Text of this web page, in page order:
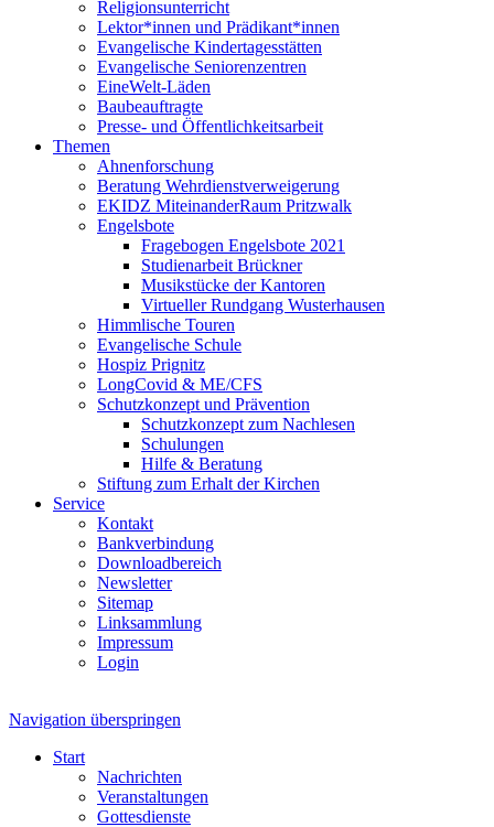
Religionsunterricht
Lektor*innen und Prädikant*innen
Evangelische Kindertagesstätten
Evangelische Seniorenzentren
EineWelt-Läden
Baubeauftragte
Presse- und Öffentlichkeitsarbeit
Themen
Ahnenforschung
Beratung Wehrdienstverweigerung
EKIDZ MiteinanderRaum Pritzwalk
Engelsbote
Fragebogen Engelsbote 2021
Studienarbeit Brückner
Musikstücke der Kantoren
Virtueller Rundgang Wusterhausen
Himmlische Touren
Evangelische Schule
Hospiz Prignitz
LongCovid & ME/CFS
Schutzkonzept und Prävention
Schutzkonzept zum Nachlesen
Schulungen
Hilfe & Beratung
Stiftung zum Erhalt der Kirchen
Service
Kontakt
Bankverbindung
Downloadbereich
Newsletter
Sitemap
Linksammlung
Impressum
Login
Navigation überspringen
Start
Nachrichten
Veranstaltungen
Gottesdienste